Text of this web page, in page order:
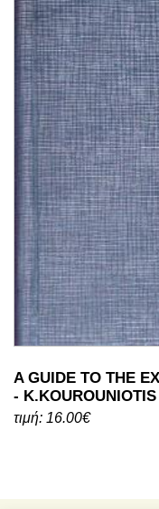
A GUIDE TO THE
-
τιμή: 16.00€